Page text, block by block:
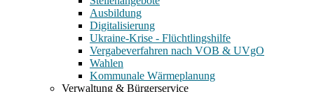
Ausbildung
Digitalisierung
Ukraine-Krise - Flüchtlingshilfe
Vergabeverfahren nach VOB & UVgO
Wahlen
Kommunale Wärmeplanung
Verwaltung & Bürgerservice